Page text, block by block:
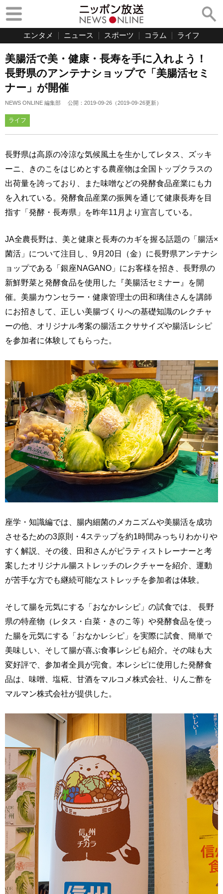
エンタメ ニュース スポーツ コラム ライフ
美腸活で美・健康・長寿を手に入れよう！
長野県のアンテナショップで「美腸活セミ
ナー」が開催
NEWS ONLINE 編集部 公開： 2019-09-26 （2019-09-26更新）
ライフ
長野県は高原の冷涼な気候風土を生かしてレタス、ズッキ
ーニ、きのこをはじめとする農産物は全国トップクラスの
出荷量を誇っており、また味噌などの発酵食品産業にも力
を入れている。発酵食品産業の振興を通じて健康長寿を目
指す「発酵・長寿県」を昨年11月より宣言している。
JA全農長野は、美と健康と長寿のカギを握る話題の「腸活×
菌活」について注目し、9月20日（金）に長野県アンテナシ
ョップである「銀座NAGANO」にお客様を招き、長野県の
新鮮野菜と発酵食品を使用した『美腸活セミナー』を開
催。美腸カウンセラー・健康管理士の田和璃佳さんを講師
にお招きして、正しい美腸づくりへの基礎知識のレクチャ
ーの他、オリジナル考案の腸活エクササイズや腸活レシピ
を参加者に体験してもらった。
座学・知識編では、腸内細菌のメカニズムや美腸活を成功
させるための3原則・4ステップを約1時間みっちりわかりや
すく解説、その後、田和さんがピラティストレーナーと考
案したオリジナル腸ストレッチのレクチャーを紹介、運動
が苦手な方でも継続可能なストレッチを参加者は体験。
そして腸を元気にする「おなかレシピ」の試食では、 長野
県の特産物（レタス・白菜・きのこ等）や発酵食品を使っ
た腸を元気にする「おなかレシピ」を実際に試食、簡単で
美味しい、そして腸が喜ぶ食事レシピも紹介。その味も大
変好評で、参加者全員が完食。本レシピに使用した発酵食
品は、味噌、塩糀、甘酒をマルコメ株式会社、りんご酢を
マルマン株式会社が提供した。